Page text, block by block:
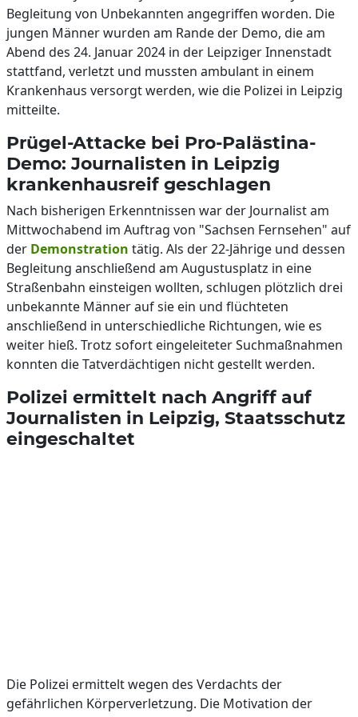
Begleitung von Unbekannten angegriffen worden. Die
jungen Männer wurden am Rande der Demo, die am
Abend des 24. Januar 2024 in der Leipziger Innenstadt
stattfand, verletzt und mussten ambulant in einem
Krankenhaus versorgt werden, wie die Polizei in Leipzig
mitteilte.
Prügel-Attacke bei Pro-Palästina-
Demo: Journalisten in Leipzig
krankenhausreif geschlagen
Nach bisherigen Erkenntnissen war der Journalist am
Mittwochabend im Auftrag von "Sachsen Fernsehen" auf
der Demonstration tätig. Als der 22-Jährige und dessen
Begleitung anschließend am Augustusplatz in eine
Straßenbahn einsteigen wollten, schlugen plötzlich drei
unbekannte Männer auf sie ein und flüchteten
anschließend in unterschiedliche Richtungen, wie es
weiter hieß. Trotz sofort eingeleiteter Suchmaßnahmen
konnten die Tatverdächtigen nicht gestellt werden.
Polizei ermittelt nach Angriff auf
Journalisten in Leipzig, Staatsschutz
eingeschaltet
Die Polizei ermittelt wegen des Verdachts der
gefährlichen Körperverletzung. Die Motivation der